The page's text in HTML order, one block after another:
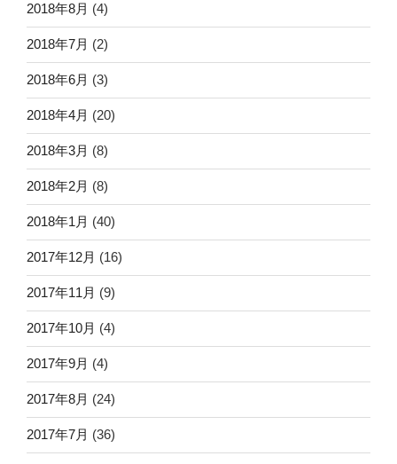
2018年8月 (4)
2018年7月 (2)
2018年6月 (3)
2018年4月 (20)
2018年3月 (8)
2018年2月 (8)
2018年1月 (40)
2017年12月 (16)
2017年11月 (9)
2017年10月 (4)
2017年9月 (4)
2017年8月 (24)
2017年7月 (36)